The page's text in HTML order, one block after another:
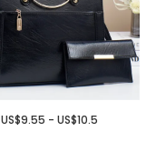
US$9.55 - US$10.5